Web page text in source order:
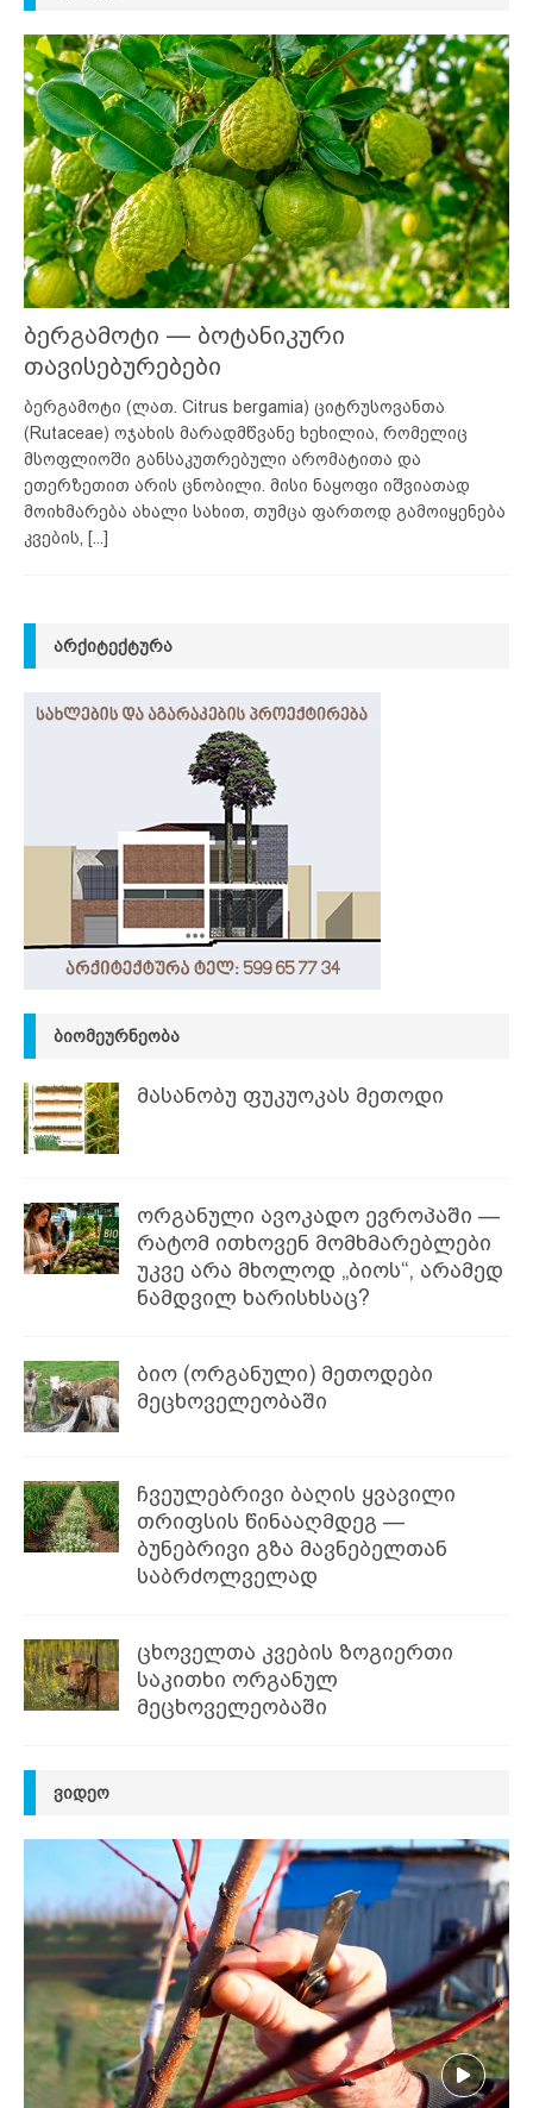
ბერგამოტი — ბოტანიკური
თავისებურებები
ბერგამოტი (ლათ. Citrus bergamia) ციტრუსოვანთა
(Rutaceae) ოჯახის მარადმწვანე ხეხილია, რომელიც
მსოფლიოში განსაკუთრებული არომატითა და
ეთერზეთით არის ცნობილი. მისი ნაყოფი იშვიათად
მოიხმარება ახალი სახით, თუმცა ფართოდ გამოიყენება
კვების,
[...]
ᲐᲠᲥᲘᲢᲔᲥᲢᲣᲠᲐ
ᲑᲘᲝᲛᲔᲣᲠᲜᲔᲝᲑᲐ
მასანობუ ფუკუოკას მეთოდი
ორგანული ავოკადო ევროპაში —
რატომ ითხოვენ მომხმარებლები
უკვე არა მხოლოდ „ბიოს“, არამედ
ნამდვილ ხარისხსაც?
ბიო (ორგანული) მეთოდები
მეცხოველეობაში
ჩვეულებრივი ბაღის ყვავილი
თრიფსის წინააღმდეგ —
ბუნებრივი გზა მავნებელთან
საბრძოლველად
ცხოველთა კვების ზოგიერთი
საკითხი ორგანულ
მეცხოველეობაში
ᲕᲘᲓᲔᲝ